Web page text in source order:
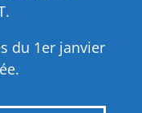
du 1er janvier